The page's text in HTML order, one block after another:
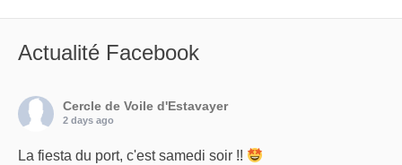
Actualité Facebook
Cercle de Voile d'Estavayer
2 days ago
La fiesta du port, c'est samedi soir !!